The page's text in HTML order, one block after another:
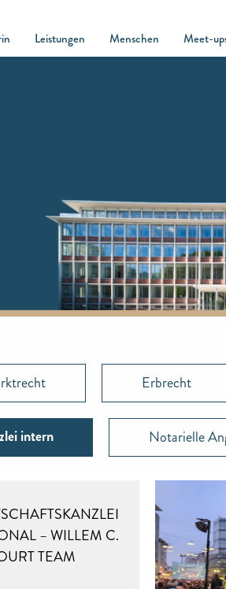
Leistungen Menschen Meet-
Erbrecht
intern Notarielle
– WILLEM C.
TEAM